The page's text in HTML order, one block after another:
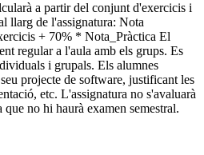
a partir del conjunt d'exercicis i
llarg de l'assignatura: Nota
+ 70% * Nota_Pràctica El
regular a l'aula amb els grups. Es
i grupals. Els alumnes
projecte de software, justificant les
etc. L'assignatura no s'avaluarà
no hi haurà examen semestral.